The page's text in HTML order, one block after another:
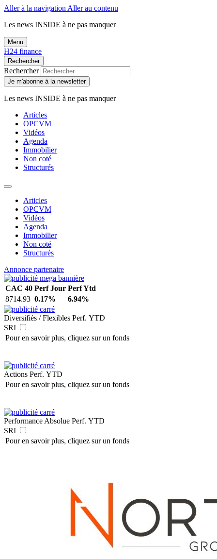
Aller à la navigation Aller au contenu
Les news INSIDE à ne pas manquer
Menu
H24 finance
Rechercher
Rechercher
Je m'abonne à la newsletter
Les news INSIDE à ne pas manquer
Articles
OPCVM
Vidéos
Agenda
Immobilier
Non coté
Structurés
Articles
OPCVM
Vidéos
Agenda
Immobilier
Non coté
Structurés
Annonce partenaire
CAC 40 Perf Jour Perf Ytd
8714.93 0.17% 6.94%
Diversifiés / Flexibles Perf. YTD
SRI
Pour en savoir plus, cliquez sur un fonds
Actions Perf. YTD
Pour en savoir plus, cliquez sur un fonds
Performance Absolue Perf. YTD
SRI
Pour en savoir plus, cliquez sur un fonds